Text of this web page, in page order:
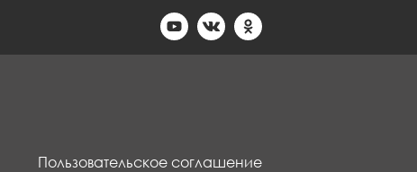
Пользовательское соглашение